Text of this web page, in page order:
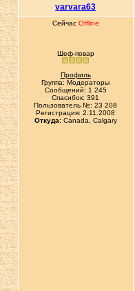
varvara63
Сейчас Offline
Шеф-повар
Профиль
Группа: Модераторы
Сообщений: 1 245
Спасибок: 391
Пользователь №: 23 208
Регистрация: 2.11.2008
Откуда:Canada, Calgary